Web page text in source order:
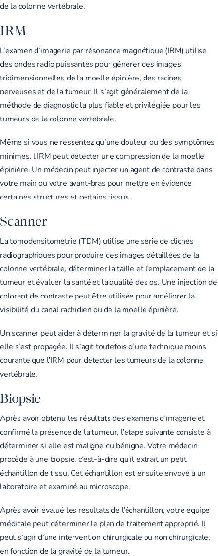
de la colonne vertébrale.
IRM
L’examen d’imagerie par résonance magnétique (IRM) utilise
des ondes radio puissantes pour générer des images
tridimensionnelles de la moelle épinière, des racines
nerveuses et de la tumeur. Il s’agit généralement de la
méthode de diagnostic la plus fiable et privilégiée pour les
tumeurs de la colonne vertébrale.
Même si vous ne ressentez qu’une douleur ou des symptômes
minimes, l’IRM peut détecter une compression de la moelle
épinière. Un médecin peut injecter un agent de contraste dans
votre main ou votre avant-bras pour mettre en évidence
certaines structures et certains tissus.
Scanner
La tomodensitométrie (TDM) utilise une série de clichés
radiographiques pour produire des images détaillées de la
colonne vertébrale, déterminer la taille et l’emplacement de la
tumeur et évaluer la santé et la qualité des os. Une injection de
colorant de contraste peut être utilisée pour améliorer la
visibilité du canal rachidien ou de la moelle épinière.
Un scanner peut aider à déterminer la gravité de la tumeur et si
elle s’est propagée. Il s’agit toutefois d’une technique moins
courante que l’IRM pour détecter les tumeurs de la colonne
vertébrale.
Biopsie
Après avoir obtenu les résultats des examens d’imagerie et
confirmé la présence de la tumeur, l’étape suivante consiste à
déterminer si elle est maligne ou bénigne. Votre médecin
procède à une biopsie, c’est-à-dire qu’il extrait un petit
échantillon de tissu. Cet échantillon est ensuite envoyé à un
laboratoire et examiné au microscope.
Après avoir évalué les résultats de l’échantillon, votre équipe
médicale peut déterminer le plan de traitement approprié. Il
peut s’agir d’une intervention chirurgicale ou non chirurgicale,
en fonction de la gravité de la tumeur.